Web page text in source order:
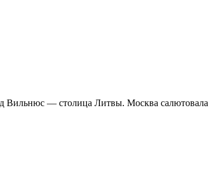
Вильнюс — столица Литвы. Москва салютовала